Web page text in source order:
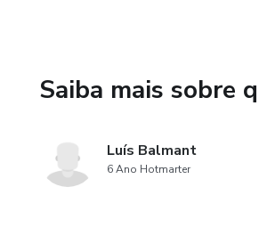
Saiba mais sobre
Luís Balmant
6 Ano Hotmarter